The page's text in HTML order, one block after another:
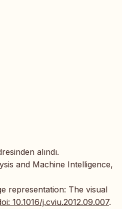
alındı.
and Machine Intelligence,
representation: The visual
10.1016/j.cviu.2012.09.007.